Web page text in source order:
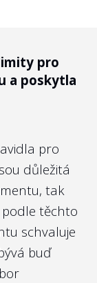
pro
a poskytla
pro
důležitá
tak
těchto
schvaluje
buď